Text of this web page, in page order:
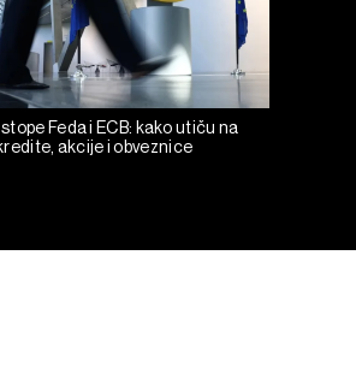
Feda i ECB: kako utiču na
akcije i obveznice